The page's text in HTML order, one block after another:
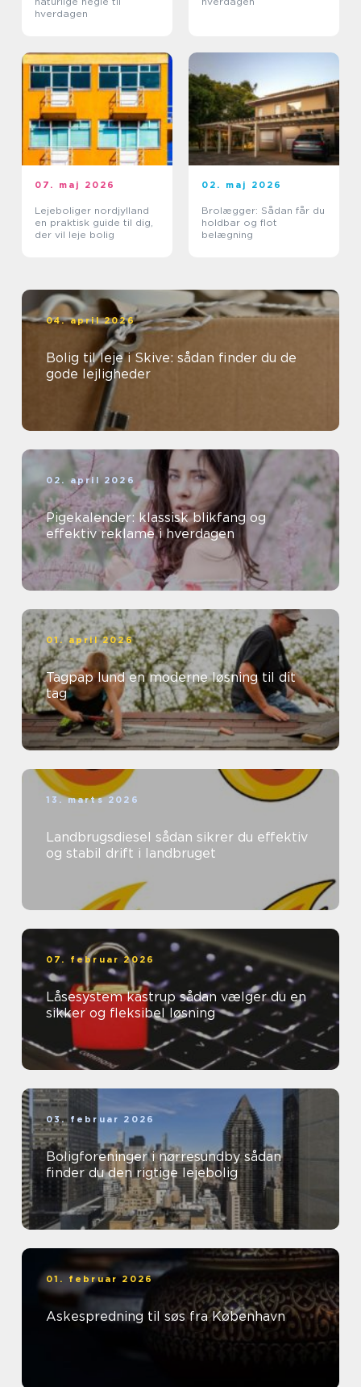
hverdagen
07. maj 2026
Lejeboliger nordjylland
en praktisk guide til dig,
der vil leje bolig
02. maj 2026
Brolægger: Sådan får du
holdbar og flot
belægning
04. april 2026
Bolig til leje i Skive: sådan finder du de
gode lejligheder
02. april 2026
Pigekalender: klassisk blikfang og
effektiv reklame i hverdagen
01. april 2026
Tagpap lund en moderne løsning til dit
tag
13. marts 2026
Landbrugsdiesel sådan sikrer du effektiv
og stabil drift i landbruget
07. februar 2026
Låsesystem kastrup sådan vælger du en
sikker og fleksibel løsning
03. februar 2026
Boligforeninger i nørresundby sådan
finder du den rigtige lejebolig
01. februar 2026
Askespredning til søs fra København